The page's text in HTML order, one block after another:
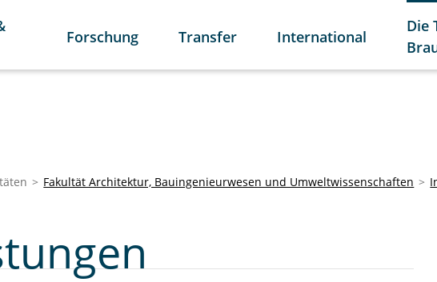
Forschung Transfer International
Die
Fakultät Architektur, Bauingenieurwesen und Umweltwissenschaften